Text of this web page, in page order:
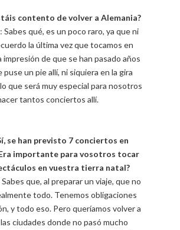
contento de volver a Alemania?
Sabes qué, es un poco raro, ya que ni
la última vez que tocamos en
de que se han pasado años
puse un pie allí, ni siquiera en la gira
que será muy especial para nosotros
tantos conciertos allí.
se han previsto 7 conciertos en
importante para vosotros tocar
en vuestra tierra natal?
que, al preparar un viaje, que no
todo. Tenemos obligaciones
y todo eso. Pero queríamos volver a
ciudades donde no pasó mucho